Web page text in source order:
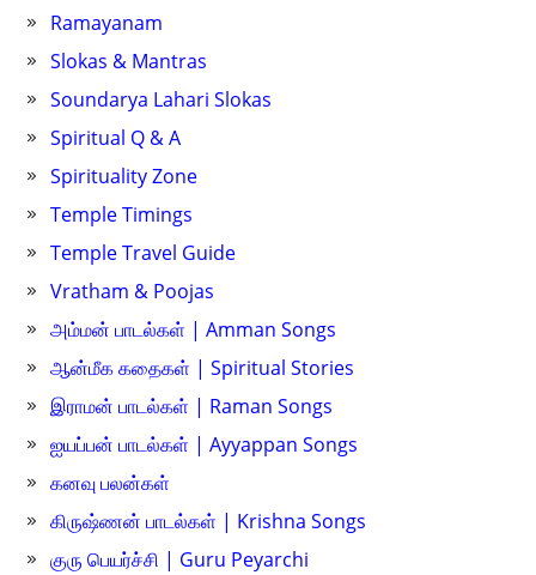
Ramayanam
Slokas & Mantras
Soundarya Lahari Slokas
Spiritual Q & A
Spirituality Zone
Temple Timings
Temple Travel Guide
Vratham & Poojas
அம்மன் பாடல்கள் | Amman Songs
ஆன்மீக கதைகள் | Spiritual Stories
இராமன் பாடல்கள் | Raman Songs
ஐயப்பன் பாடல்கள் | Ayyappan Songs
கனவு பலன்கள்
கிருஷ்ணன் பாடல்கள் | Krishna Songs
குரு பெயர்ச்சி | Guru Peyarchi